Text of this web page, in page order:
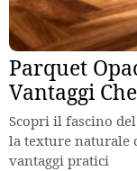
Parquet
Vantaggi
Scopri il fascino
la texture naturale
vantaggi pratici